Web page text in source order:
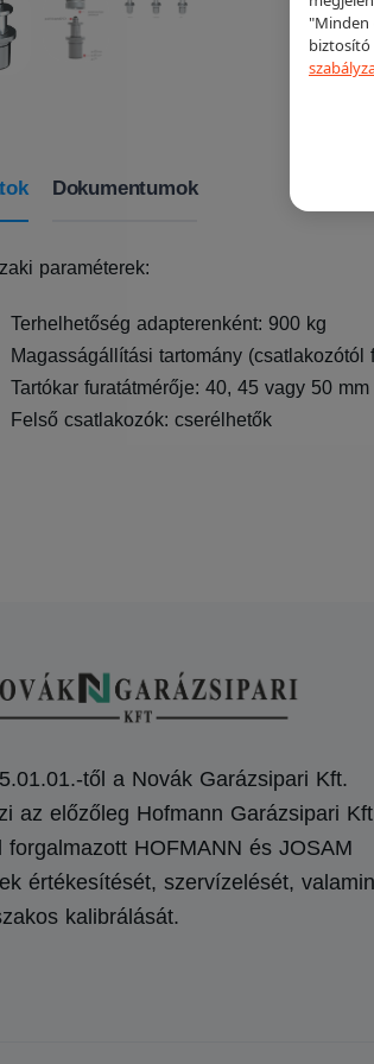
Dokumentumok
paraméterek:
Terhelhetőség adapterenként: 900 kg
Magasságállítási tartomány (csatlakozótól
Tartókar furatátmérője: 40, 45 vagy 50 mm
Felső csatlakozók: cserélhetők
től a Novák Garázsipari Kft.
az előzőleg Hofmann Garázsipari
forgalmazott HOFMANN és JOSAM
értékesítését, szervízelését,
kalibrálását.
"Minden
biztosító